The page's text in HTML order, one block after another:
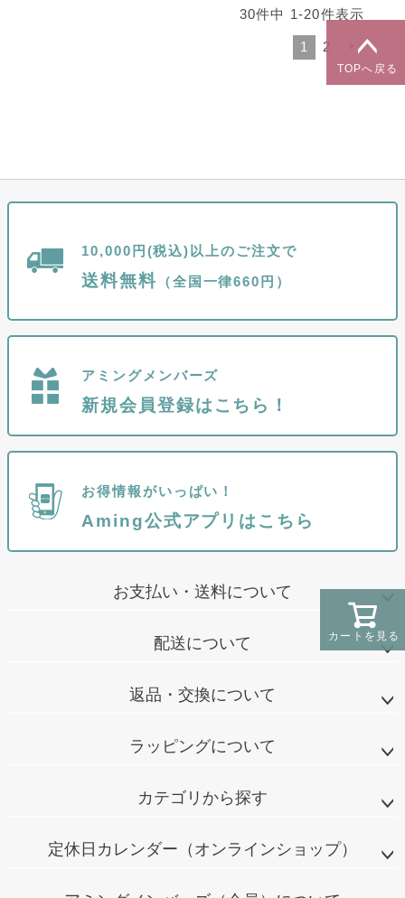
30件中 1 -20件表示
1 2
カートを見る
TOPへ戻る
10,000円(税込)以上のご注文で
送料無料 （全国一律660円）
アミングメンバーズ
新規会員登録はこちら！
お得情報がいっぱい！
Aming公式アプリはこちら
お支払い・送料について
配送について
返品・交換について
ラッピングについて
カテゴリから探す
定休日カレンダー（オンラインショップ）